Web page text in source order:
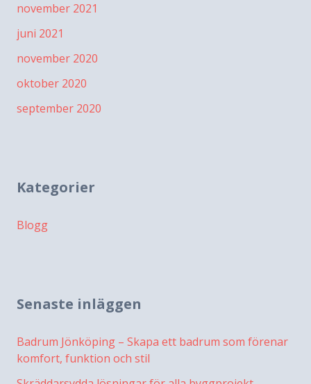
november 2021
juni 2021
november 2020
oktober 2020
september 2020
Kategorier
Blogg
Senaste inläggen
Badrum Jönköping – Skapa ett badrum som förenar
komfort, funktion och stil